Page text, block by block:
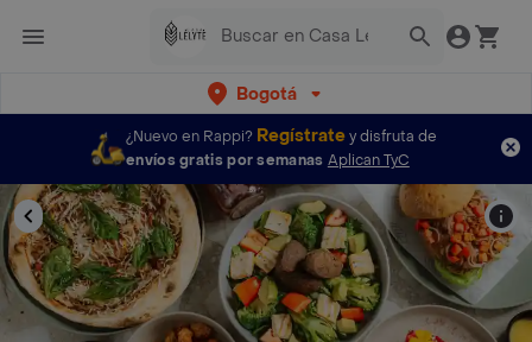
Bogotá
¿Nuevo en Rappi? Regístratey disfruta de
envíos gratis por semanas Aplican TyC